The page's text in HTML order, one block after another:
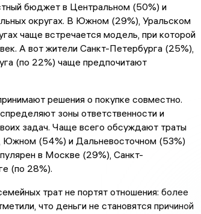
бюджет в Центральном (50%) и
округах. В Южном (29%), Уральском
чаще встречается модель, при которой
А вот жители Санкт-Петербурга (25%),
(по 22%) чаще предпочитают
решения о покупке совместно.
зоны ответственности и
задач. Чаще всего обсуждают траты
Южном (54%) и Дальневосточном (53%)
в Москве (29%), Санкт-
(по 28%).
трат не портят отношения: более
что деньги не становятся причиной